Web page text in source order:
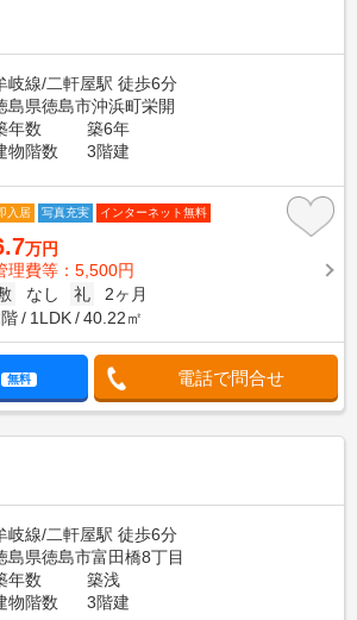
岐線/二軒屋駅 徒歩6分
島県徳島市沖浜町栄開
年数
築6年
物階数
3階建
入居 写真充実 インターネット無料
万円
理費等：5,500円
なし 礼
2ヶ月
1LDK 40.22㎡
無料 電話で問合せ
岐線/二軒屋駅 徒歩6分
島県徳島市富田橋8丁目
年数
築浅
物階数
3階建